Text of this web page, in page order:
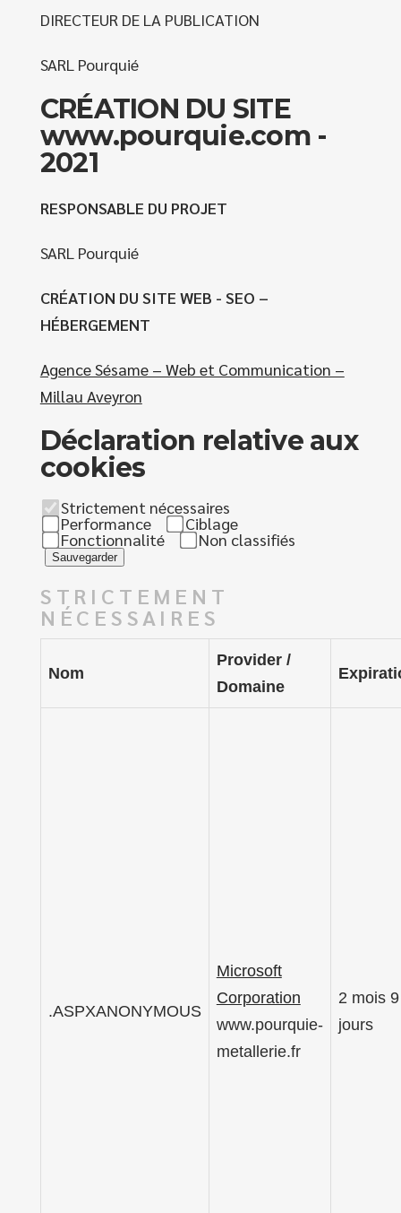
DIRECTEUR DE LA PUBLICATION
SARL Pourquié
CRÉATION DU SITE
www.pourquie.com -
2021
RESPONSABLE DU PROJET
SARL Pourquié
CRÉATION DU SITE WEB - SEO –
HÉBERGEMENT
Agence Sésame – Web et Communication –
Millau Aveyron
Déclaration relative aux
cookies
Strictement nécessaires
Performance Ciblage
Fonctionnalité Non classifiés
Sauvegarder
STRICTEMENT
NÉCESSAIRES
Nom
Provider /
Domaine
.ASPXANONYMOUS
Microsoft
Corporation
www.pourquie-
metallerie.fr
2 mois 9
jours